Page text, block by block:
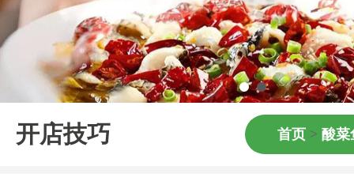
开店技巧 首页 > 酸菜